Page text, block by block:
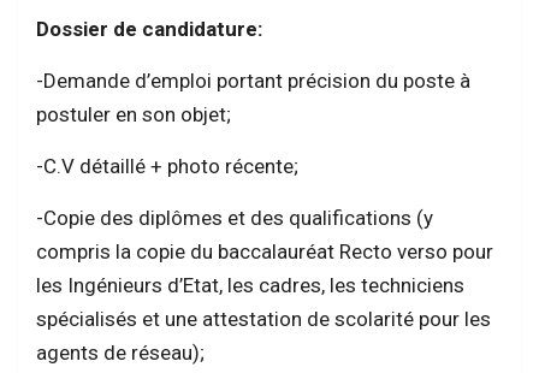
Dossier de candidature:
-Demande d’emploi portant précision du poste à
postuler en son objet;
-C.V détaillé + photo récente;
-Copie des diplômes et des qualifications (y
compris la copie du baccalauréat Recto verso pour
les Ingénieurs d’Etat, les cadres, les techniciens
spécialisés et une attestation de scolarité pour les
agents de réseau);